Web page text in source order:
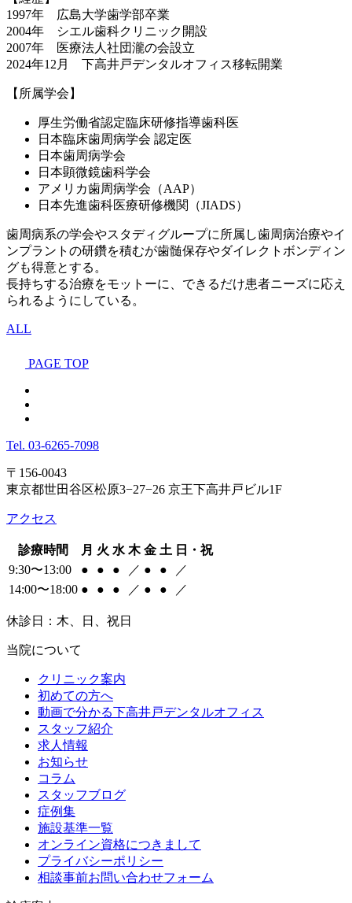
1997年 広島大学歯学部卒業
2004年 シエル歯科クリニック開設
2007年 医療法人社団瀧の会設立
2024年12月 下高井戸デンタルオフィス移転開業
【所属学会】
厚生労働省認定臨床研修指導歯科医
日本臨床歯周病学会 認定医
日本歯周病学会
日本顕微鏡歯科学会
アメリカ歯周病学会（AAP）
日本先進歯科医療研修機関（JIADS）
歯周病系の学会やスタディグループに所属し歯周病治療やイ
ンプラントの研鑽を積むが歯髄保存やダイレクトボンディン
グも得意とする。
長持ちする治療をモットーに、できるだけ患者ニーズに応え
られるようにしている。
ALL
PAGE TOP
Tel. 03-6265-7098
〒156-0043
東京都世田谷区松原3−27−26 京王下高井戸ビル1F
アクセス
診療時間 月 火 水 木 金 土 日・祝
9:30〜13:00
● ● ● ／ ● ●
／
14:00〜18:00 ● ● ● ／ ● ● ／
休診日：木、日、祝日
当院について
クリニック案内
初めての方へ
動画で分かる下高井戸デンタルオフィス
スタッフ紹介
求人情報
お知らせ
コラム
スタッフブログ
症例集
施設基準一覧
オンライン資格につきまして
プライバシーポリシー
相談事前お問い合わせフォーム